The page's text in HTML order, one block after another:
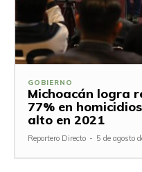
GOBIERNO
Michoacán logra
77% en
alto en 2021
Reportero Directo - 5 de agosto